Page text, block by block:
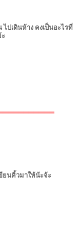
ปเดินห้าง คงเป็นอะไรที่
ยนคิ้วมาให้น้ะจ้ะ